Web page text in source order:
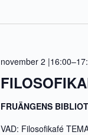
november 2 |16:00–
FRUÄNGENS
VAD: Filosofikafé